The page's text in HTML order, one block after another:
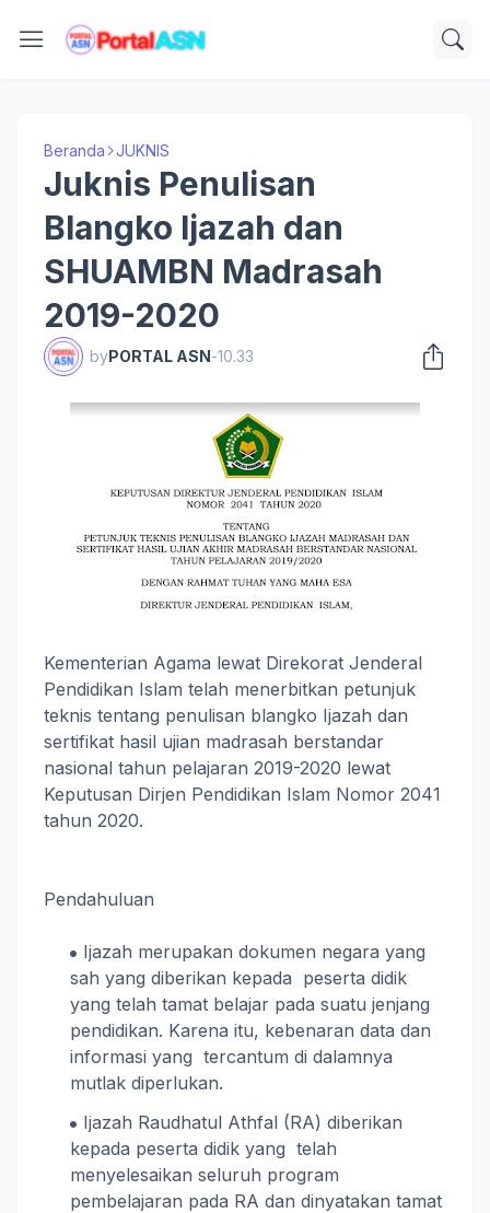
Beranda JUKNIS
Juknis Penulisan
Blangko Ijazah dan
SHUAMBN Madrasah
2019-2020
byPORTAL ASN-10.33
Kementerian Agama lewat Direkorat Jenderal
Pendidikan Islam telah menerbitkan petunjuk
teknis tentang penulisan blangko Ijazah dan
sertifikat hasil ujian madrasah berstandar
nasional tahun pelajaran 2019-2020 lewat
Keputusan Dirjen Pendidikan Islam Nomor 2041
tahun 2020.
Pendahuluan
Ijazah merupakan dokumen negara yang
sah yang diberikan kepada peserta didik
yang telah tamat belajar pada suatu jenjang
pendidikan. Karena itu, kebenaran data dan
informasi yang tercantum di dalamnya
mutlak diperlukan.
Ijazah Raudhatul Athfal (RA) diberikan
kepada peserta didik yang telah
menyelesaikan seluruh program
pembelajaran pada RA dan dinyatakan tamat